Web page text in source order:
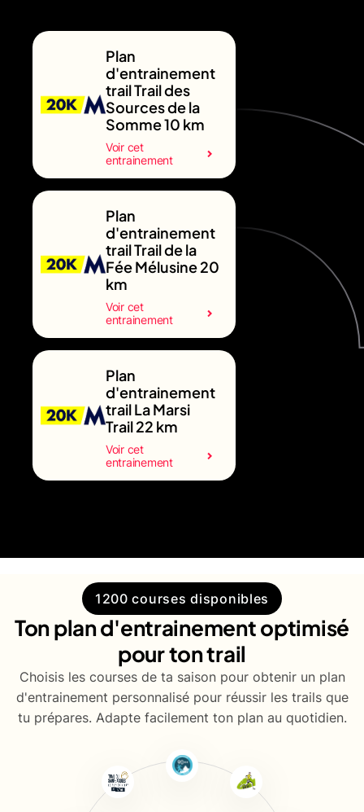
Plan
d'entrainement
trail Trail des
Sources de la
Somme 10 km
Voir cet
entrainement
Plan
d'entrainement
trail Trail de la
Fée Mélusine 20
km
Voir cet
entrainement
Plan
d'entrainement
trail La Marsi
Trail 22 km
Voir cet
entrainement
1200 courses disponibles
Ton plan d'entrainement optimisé
pour ton trail
Choisis les courses de ta saison pour obtenir un plan
d'entrainement personnalisé pour réussir les trails que
tu prépares. Adapte facilement ton plan au quotidien.